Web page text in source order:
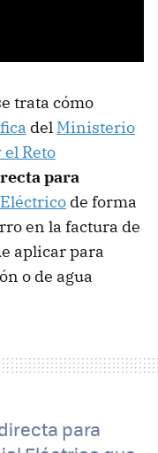
trata cómo
del Ministerio
Reto
para
de forma
en la factura de
aplicar para
o de agua
para